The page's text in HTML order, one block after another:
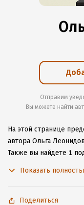
Отправим
Вы можете найти
На этой странице
автора Ольга
Также вы найдете 1
Android, чтобы не
Показать
Поделиться